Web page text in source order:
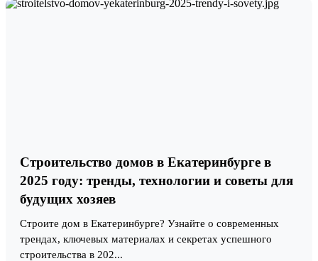
Строительство домов в Екатеринбурге в
2025 году: тренды, технологии и советы для
будущих хозяев
Строите дом в Екатеринбурге? Узнайте о современных
трендах, ключевых материалах и секретах успешного
строительства в 202...